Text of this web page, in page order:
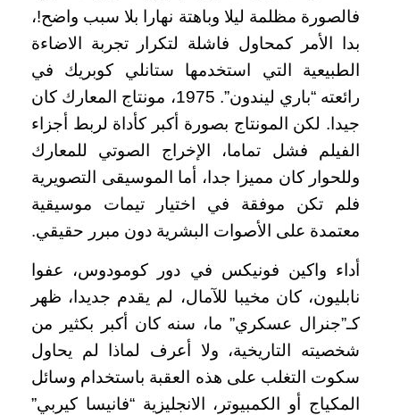
فالصورة مظلمة ليلا وباهتة نهارا بلا سبب واضح!،
بدا الأمر كمحاول فاشلة لتكرار تجربة الاضاءة
الطبيعية التي استخدمها ستانلي كوبريك في
رائعته “باري ليندون”. 1975، مونتاج المعارك كان
جيدا. لكن المونتاج بصورة أكبر كأداة لربط أجزاء
الفيلم فشل تماما، الإخراج الصوتي للمعارك
وللحوار كان مميزا جدا، أما الموسيقى التصويرية
فلم تكن موفقة في اختيار تيمات موسيقية
معتمدة على الأصوات البشرية دون مبرر حقيقي.
أداء واكين فونيكس في دور كومودوس، عفوا
نابليون، كان مخيبا للآمال، لم يقدم جديدا، ظهر
كـ”جنرال عسكري” ما، سنه كان أكبر بكثير من
شخصيته التاريخية، ولا أعرف لماذا لم يحاول
سكوت التغلب على هذه العقبة باستخدام وسائل
المكياج أو الكمبيوتر، الانجليزية “فانيسا كيربي”